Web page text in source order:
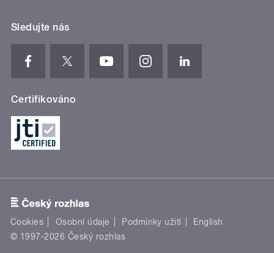
Sledujte nás
Certifikováno
Cookies Osobní údaje Podmínky užití
English
© 1997-2026 Český rozhlas